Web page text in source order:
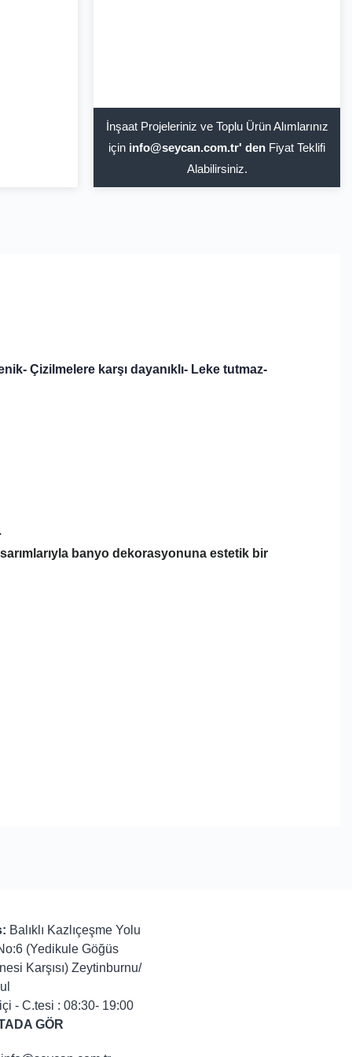
İnşaat Projeleriniz ve Toplu Ürün Alımlarınız
için info@seycan.com.tr' den Fiyat Teklifi
Alabilirsiniz.
- Çizilmelere karşı dayanıklı- Leke tutmaz-
banyo dekorasyonuna estetik bir
Balıklı Kazlıçeşme Yolu
(Yedikule Göğüs
Karşısı) Zeytinburnu/
- C.tesi : 08:30- 19:00
GÖR